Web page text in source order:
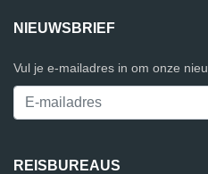
NIEUWSBRIEF
Vul je e-mailadres in om onze
REISBUREAUS